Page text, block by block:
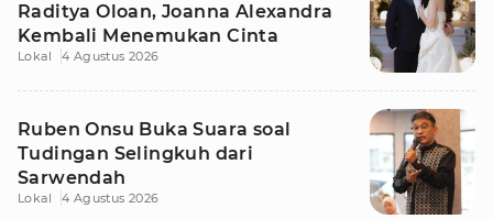
Raditya Oloan, Joanna Alexandra
Kembali Menemukan Cinta
Lokal 4 Agustus 2026
Ruben Onsu Buka Suara soal
Tudingan Selingkuh dari
Sarwendah
Lokal 4 Agustus 2026